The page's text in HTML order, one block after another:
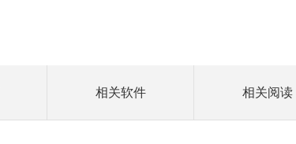
相关软件 相关阅读